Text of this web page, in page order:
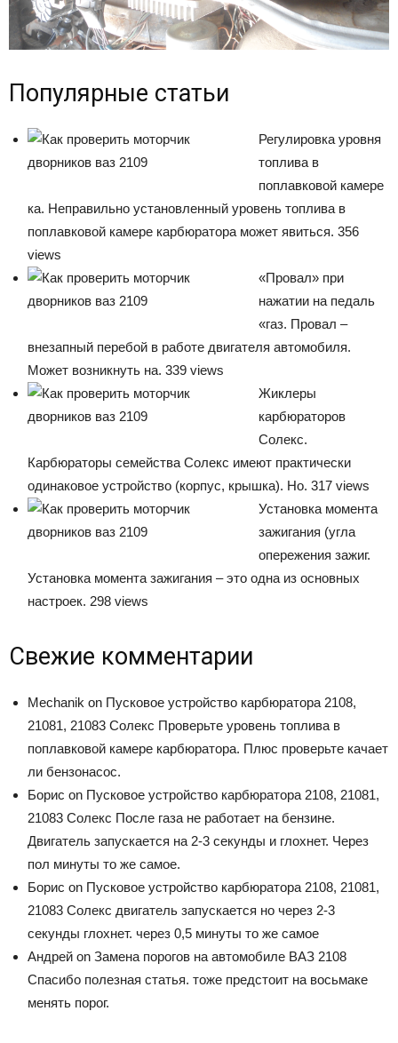
Популярные статьи
Регулировка уровня
топлива в
поплавковой камере
ка. Неправильно установленный уровень топлива в
поплавковой камере карбюратора может явиться. 356
views
«Провал» при
нажатии на педаль
«газ. Провал –
внезапный перебой в работе двигателя автомобиля.
Может возникнуть на. 339 views
Жиклеры
карбюраторов
Солекс.
Карбюраторы семейства Солекс имеют практически
одинаковое устройство (корпус, крышка). Но. 317 views
Установка момента
зажигания (угла
опережения зажиг.
Установка момента зажигания – это одна из основных
настроек. 298 views
Свежие комментарии
Mechanik on Пусковое устройство карбюратора 2108,
21081, 21083 Солекс Проверьте уровень топлива в
поплавковой камере карбюратора. Плюс проверьте качает
ли бензонасос.
Борис on Пусковое устройство карбюратора 2108, 21081,
21083 Солекс После газа не работает на бензине.
Двигатель запускается на 2-3 секунды и глохнет. Через
пол минуты то же самое.
Борис on Пусковое устройство карбюратора 2108, 21081,
21083 Солекс двигатель запускается но через 2-3
секунды глохнет. через 0,5 минуты то же самое
Андрей on Замена порогов на автомобиле ВАЗ 2108
Спасибо полезная статья. тоже предстоит на восьмаке
менять порог.